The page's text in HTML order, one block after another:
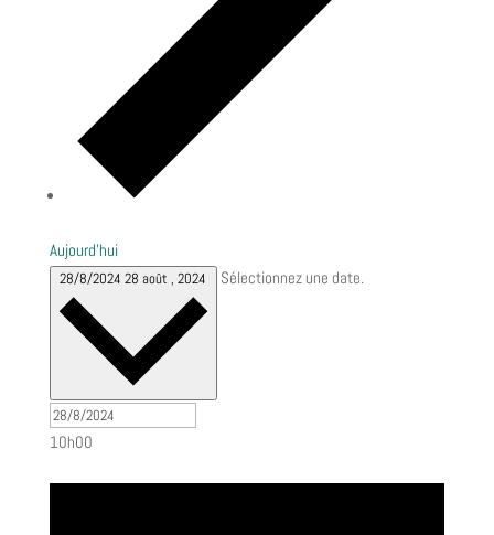
Aujourd’hui
28/8/202428 août , 2024 Sélectionnez une date.
10h00